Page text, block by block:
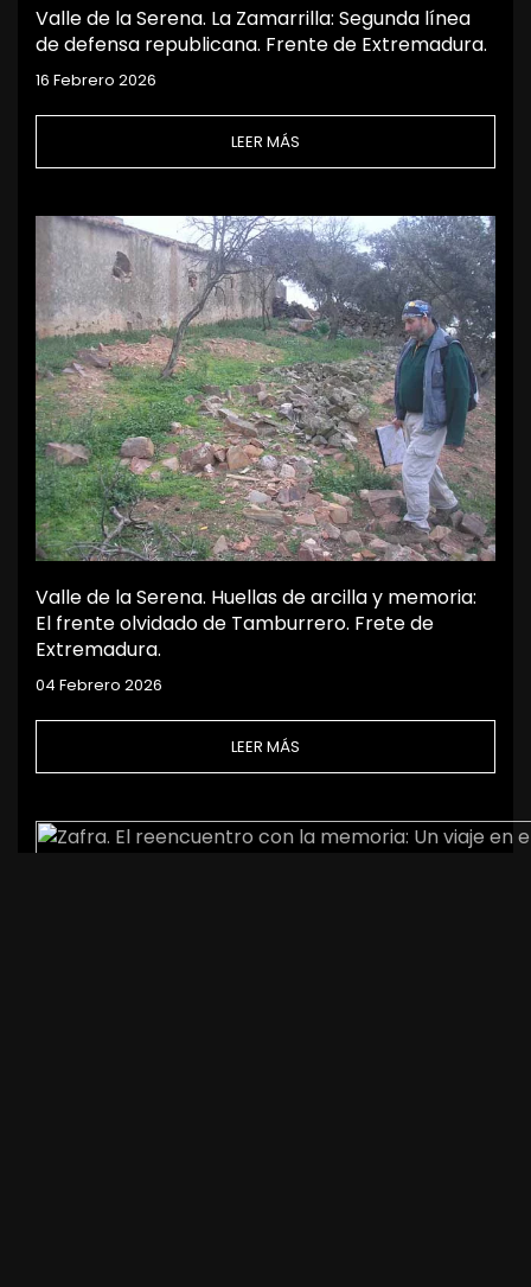
Valle de la Serena. La Zamarrilla: Segunda línea
de defensa republicana. Frente de Extremadura.
16 Febrero 2026
LEER MÁS
Valle de la Serena. Huellas de arcilla y memoria:
El frente olvidado de Tamburrero. Frete de
Extremadura.
04 Febrero 2026
LEER MÁS